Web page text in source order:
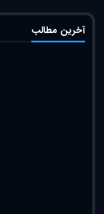
آخرین مطالب